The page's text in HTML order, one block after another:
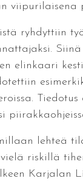
ryhdyttiin
elinkaari
lehteä
riskillä
Karjalan